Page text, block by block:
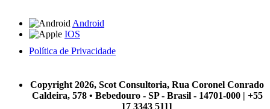
Android
IOS
Política de Privacidade
Copyright 2026, Scot Consultoria, Rua Coronel Conrado
Caldeira, 578 • Bebedouro - SP - Brasil - 14701-000 | +55
17 3343 5111